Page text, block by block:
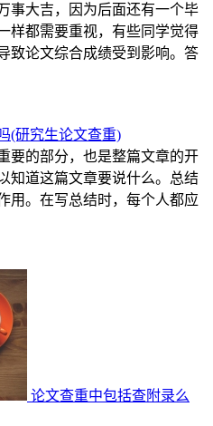
事大吉，因为后面还有一个毕
样都需要重视，有些同学觉得
致论文综合成绩受到影响。答
(研究生论文查重)
要的部分，也是整篇文章的开
知道这篇文章要说什么。总结
用。在写总结时，每个人都应
论文查重中包括查附录么